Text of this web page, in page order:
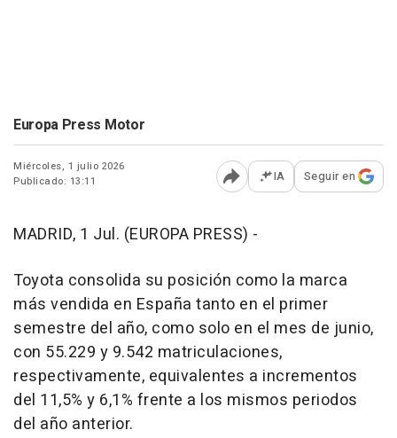
Europa Press Motor
Miércoles, 1 julio 2026
Publicado: 13:11
Abrir opciones para
IA Seguir en
MADRID, 1 Jul. (EUROPA PRESS) -
Toyota consolida su posición como la marca
más vendida en España tanto en el primer
semestre del año, como solo en el mes de junio,
con 55.229 y 9.542 matriculaciones,
respectivamente, equivalentes a incrementos
del 11,5% y 6,1% frente a los mismos periodos
del año anterior.